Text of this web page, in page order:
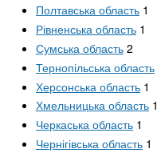
Полтавська область 1
Рівненська область 1
Сумська область 2
Тернопільська область
Херсонська область 1
Хмельницька область 1
Черкаська область 1
Чернігівська область 1